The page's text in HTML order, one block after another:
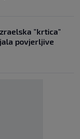
"krtica"
povjerljive